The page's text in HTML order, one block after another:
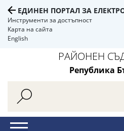
ЕДИНЕН ПОРТАЛ ЗА
Инструменти за достъпност
Карта на сайта
English
РАЙОНЕН
Република